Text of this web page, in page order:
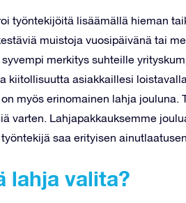
työntekijöitä lisäämällä hieman
muistoja vuosipäivänä tai
syvempi merkitys suhteille
kiitollisuutta asiakkaillesi
myös erinomainen lahja jouluna.
varten. Lahjapakkauksemme
saa erityisen
lahja valita?